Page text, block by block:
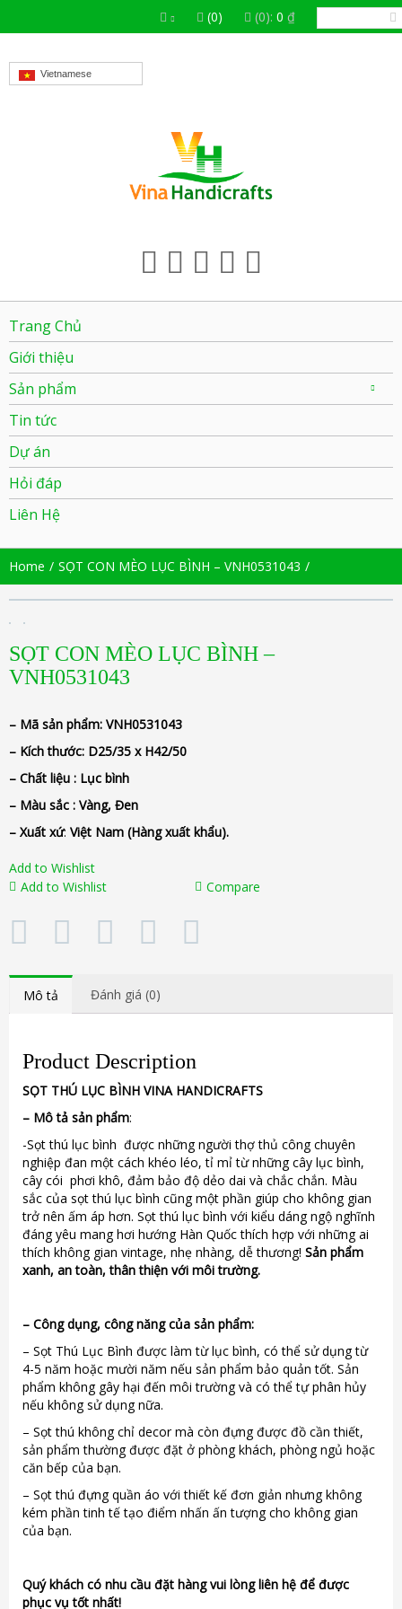
(0) (0): 0 ₫
Vietnamese
Trang Chủ
Giới thiệu
Sản phẩm
Tin tức
Dự án
Hỏi đáp
Liên Hệ
Home SỌT CON MÈO LỤC BÌNH – VNH0531043
SỌT CON MÈO LỤC BÌNH –
VNH0531043
– Mã sản phẩm: VNH0531043
– Kích thước: D25/35 x H42/50
– Chất liệu : Lục bình
– Màu sắc : Vàng, Đen
– Xuất xứ: Việt Nam (Hàng xuất khẩu).
Add to Wishlist
Add to Wishlist
Compare
Mô tả Đánh giá (0)
Product Description
SỌT THÚ LỤC BÌNH VINA HANDICRAFTS
– Mô tả sản phẩm:
-Sọt thú lục bình được những người thợ thủ công chuyên
nghiệp đan một cách khéo léo, tỉ mỉ từ những cây lục bình,
cây cói phơi khô, đảm bảo độ dẻo dai và chắc chắn. Màu
sắc của sọt thú lục bình cũng một phần giúp cho không gian
trở nên ấm áp hơn. Sọt thú lục bình với kiểu dáng ngộ nghĩnh
đáng yêu mang hơi hướng Hàn Quốc thích hợp với những ai
thích không gian vintage, nhẹ nhàng, dễ thương! Sản phẩm
xanh, an toàn, thân thiện với môi trường.
– Công dụng, công năng của sản phẩm:
– Sọt Thú Lục Bình được làm từ lục bình, có thể sử dụng từ
4-5 năm hoặc mười năm nếu sản phẩm bảo quản tốt. Sản
phẩm không gây hại đến môi trường và có thể tự phân hủy
nếu không sử dụng nữa.
– Sọt thú không chỉ decor mà còn đựng được đồ cần thiết,
sản phẩm thường được đặt ở phòng khách, phòng ngủ hoặc
căn bếp của bạn.
– Sọt thú đựng quần áo với thiết kế đơn giản nhưng không
kém phần tinh tế tạo điểm nhấn ấn tượng cho không gian
của bạn.
Quý khách có nhu cầu đặt hàng vui lòng liên hệ để được
phục vụ tốt nhất!